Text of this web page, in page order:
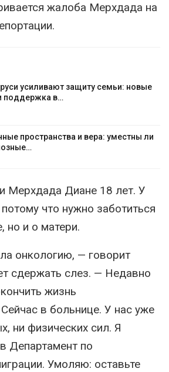
жалоба Мерхдада на
усиливают защиту семьи: новые
поддержка в…
пространства и вера: уместны ли
Мерхдада Диане 18 лет. У
что нужно заботиться
но и о матери.
онкологию, — говорит
сдержать слез. — Недавно
жизнь
в больнице. У нас уже
ни физических сил. Я
Департамент по
Умоляю: оставьте